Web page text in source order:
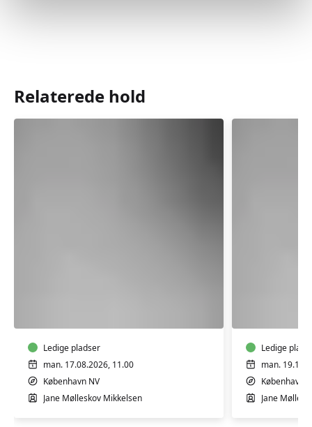
Relaterede hold
Ledige pladser
man. 17.08.2026, 11.00
København NV
Jane Mølleskov Mikkelsen
Ledige
man.
København
Jane